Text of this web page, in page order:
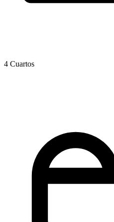
4 Cuartos